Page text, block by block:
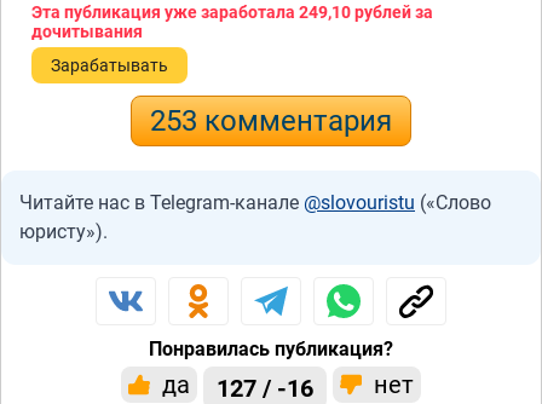
Эта публикация уже заработала 249,10 рублейза
дочитывания
Зарабатывать
253 комментария
Читайте нас в Telegram-канале @slovouristu («Слово
юристу»).
Понравилась публикация?
да 127 / -16 нет